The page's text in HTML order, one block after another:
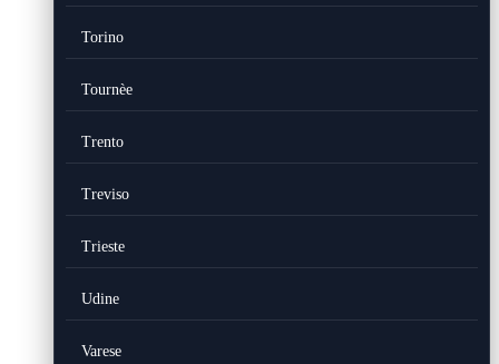
Torino
Tournèe
Trento
Treviso
Trieste
Udine
Varese